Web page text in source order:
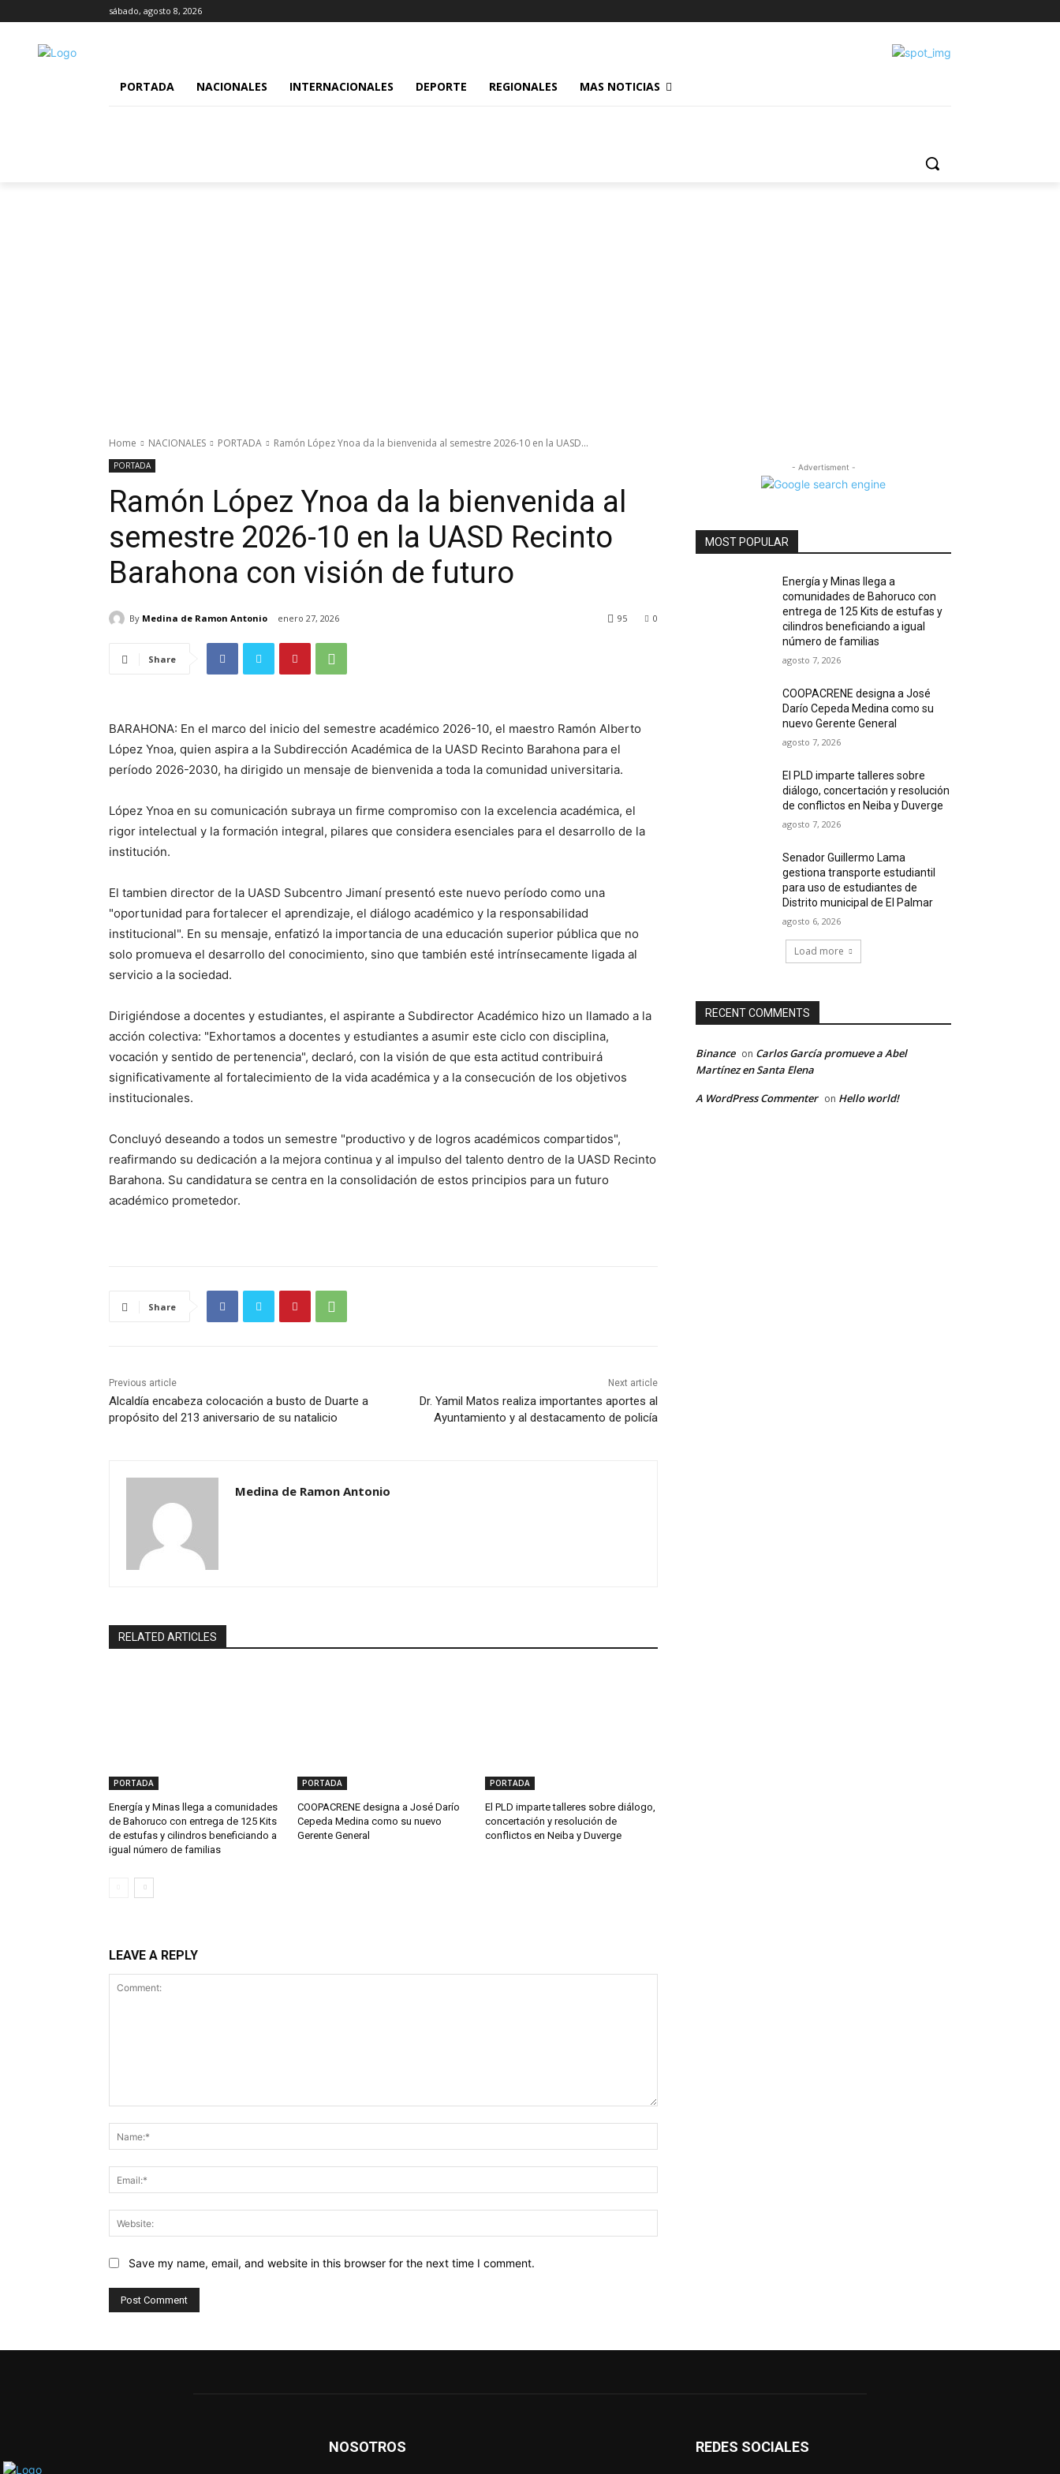
sábado, agosto 8, 2026
PORTADA NACIONALES INTERNACIONALES DEPORTE REGIONALES MAS NOTICIAS
Home NACIONALES PORTADA Ramón López Ynoa da la bienvenida al semestre 2026-10 en la UASD...
PORTADA
Ramón López Ynoa da la bienvenida al
semestre 2026-10 en la UASD Recinto
Barahona con visión de futuro
By Medina de Ramon Antonio enero 27, 2026 0
95
Share
BARAHONA: En el marco del inicio del semestre académico 2026-10, el maestro Ramón Alberto
López Ynoa, quien aspira a la Subdirección Académica de la UASD Recinto Barahona para el
período 2026-2030, ha dirigido un mensaje de bienvenida a toda la comunidad universitaria.
López Ynoa en su comunicación subraya un firme compromiso con la excelencia académica, el
rigor intelectual y la formación integral, pilares que considera esenciales para el desarrollo de la
institución.
El tambien director de la UASD Subcentro Jimaní presentó este nuevo período como una
"oportunidad para fortalecer el aprendizaje, el diálogo académico y la responsabilidad
institucional". En su mensaje, enfatizó la importancia de una educación superior pública que no
solo promueva el desarrollo del conocimiento, sino que también esté intrínsecamente ligada al
servicio a la sociedad.
Dirigiéndose a docentes y estudiantes, el aspirante a Subdirector Académico hizo un llamado a la
acción colectiva: "Exhortamos a docentes y estudiantes a asumir este ciclo con disciplina,
vocación y sentido de pertenencia", declaró, con la visión de que esta actitud contribuirá
significativamente al fortalecimiento de la vida académica y a la consecución de los objetivos
institucionales.
Concluyó deseando a todos un semestre "productivo y de logros académicos compartidos",
reafirmando su dedicación a la mejora continua y al impulso del talento dentro de la UASD Recinto
Barahona. Su candidatura se centra en la consolidación de estos principios para un futuro
académico prometedor.
Share
Previous article
Alcaldía encabeza colocación a busto de Duarte a
propósito del 213 aniversario de su natalicio
Next article
Dr. Yamil Matos realiza importantes aportes al
Ayuntamiento y al destacamento de policía
Medina de Ramon Antonio
RELATED ARTICLES
PORTADA
Energía y Minas llega a comunidades
de Bahoruco con entrega de 125 Kits
de estufas y cilindros beneficiando a
igual número de familias
PORTADA
COOPACRENE designa a José Darío
Cepeda Medina como su nuevo
Gerente General
PORTADA
El PLD imparte talleres sobre diálogo,
concertación y resolución de
conflictos en Neiba y Duverge
LEAVE A REPLY
Save my name, email, and website in this browser for the next time I comment.
- Advertisment -
MOST POPULAR
Energía y Minas llega a
comunidades de Bahoruco con
entrega de 125 Kits de estufas y
cilindros beneficiando a igual
número de familias
agosto 7, 2026
COOPACRENE designa a José
Darío Cepeda Medina como su
nuevo Gerente General
agosto 7, 2026
El PLD imparte talleres sobre
diálogo, concertación y resolución
de conflictos en Neiba y Duverge
agosto 7, 2026
Senador Guillermo Lama
gestiona transporte estudiantil
para uso de estudiantes de
Distrito municipal de El Palmar
agosto 6, 2026
Load more
RECENT COMMENTS
Binance on Carlos García promueve a Abel
Martínez en Santa Elena
A WordPress Commenter on Hello world!
NOSOTROS REDES SOCIALES